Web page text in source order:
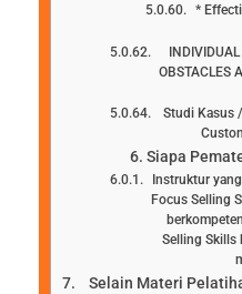
*
OBSTACLES
Studi Kasus
Siapa
Instruktur
Focus Selling
Selling Skills
Selain Materi